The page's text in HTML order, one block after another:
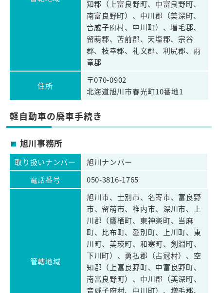
知郡（上富良野町、中富良野町、
南富良野町）、中川郡（美深町、
音威子府村、中川町）、増毛郡、
留萌郡、苫前郡、天塩郡、宗谷
郡、枝幸郡、礼文郡、利尻郡、雨
竜郡
住所
〒070-0902
北海道旭川市春光町10番地1
軽自動車の廃車手続き
旭川事務所
取り扱いナンバー
旭川ナンバー
電話番号
050-3816-1765
管轄地域
旭川市、士別市、名寄市、富良野
市、留萌市、稚内市、深川市、上
川郡（鷹栖町、東神楽町、当麻
町、比布町、愛別町、上川町、東
川町、美瑛町、和寒町、剣淵町、
下川町）、勇払郡（占冠村）、空
知郡（上富良野町、中富良野町、
南富良野町）、中川郡（美深町、
音威子府村、中川町）、増毛郡、